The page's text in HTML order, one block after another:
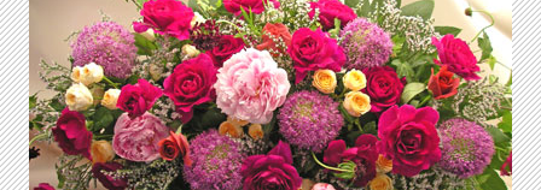
ッ
プ